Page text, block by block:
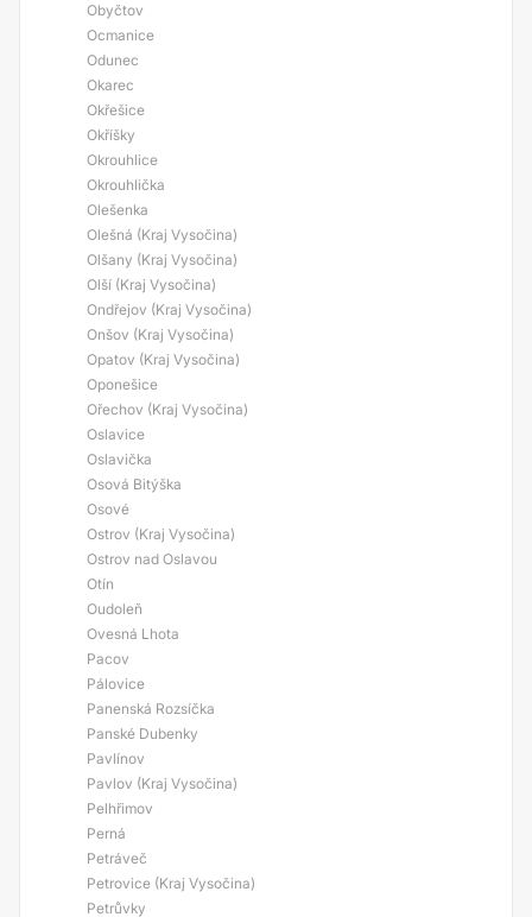
Obyčtov
Ocmanice
Odunec
Okarec
Okřešice
Okříšky
Okrouhlice
Okrouhlička
Olešenka
Olešná (Kraj Vysočina)
Olšany (Kraj Vysočina)
Olší (Kraj Vysočina)
Ondřejov (Kraj Vysočina)
Onšov (Kraj Vysočina)
Opatov (Kraj Vysočina)
Oponešice
Ořechov (Kraj Vysočina)
Oslavice
Oslavička
Osová Bitýška
Osové
Ostrov (Kraj Vysočina)
Ostrov nad Oslavou
Otín
Oudoleň
Ovesná Lhota
Pacov
Pálovice
Panenská Rozsíčka
Panské Dubenky
Pavlínov
Pavlov (Kraj Vysočina)
Pelhřimov
Perná
Petráveč
Petrovice (Kraj Vysočina)
Petrůvky